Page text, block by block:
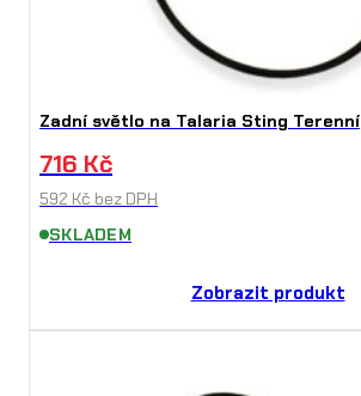
Zadní světlo na Talaria Sting Terenní
716 Kč
592 Kč bez DPH
SKLADEM
Zobrazit produkt